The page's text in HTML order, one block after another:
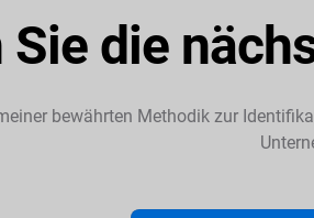
Sie die
bewährten Methodik zur